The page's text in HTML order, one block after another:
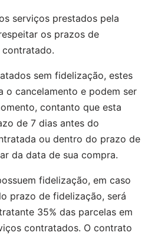
serviços prestados pela
os prazos de
sem fidelização, estes
o cancelamento e podem ser
contanto que esta
de 7 dias antes do
ou dentro do prazo de
da data de sua compra.
fidelização, em caso
prazo de fidelização, será
35% das parcelas em
contratados. O contrato